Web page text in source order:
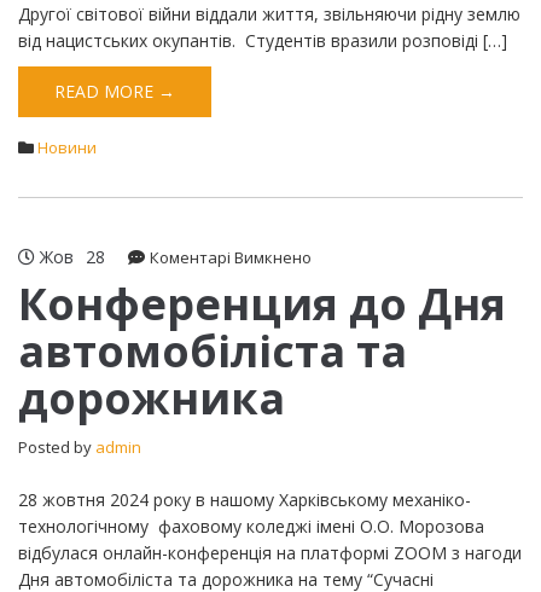
Другої світової війни віддали життя, звільняючи рідну землю
від нацистських окупантів. Студентів вразили розповіді […]
READ MORE →
Новини
Жов 28 Коментарі Вимкнено
до
автомобіліста
Конференция до Дня
автомобіліста та
дорожника
Posted by admin
28 жовтня 2024 року в нашому Харківському механіко-
технологічному фаховому коледжі імені О.О. Морозова
відбулася онлайн-конференція на платформі ZOOM з нагоди
Дня автомобіліста та дорожника на тему “Сучасні